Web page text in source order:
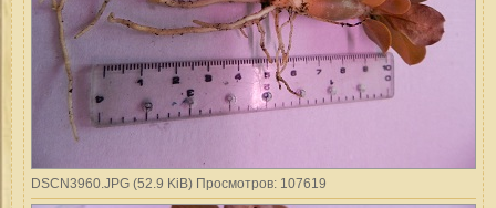
DSCN3960.JPG (52.9 KiB) Просмотров: 107619